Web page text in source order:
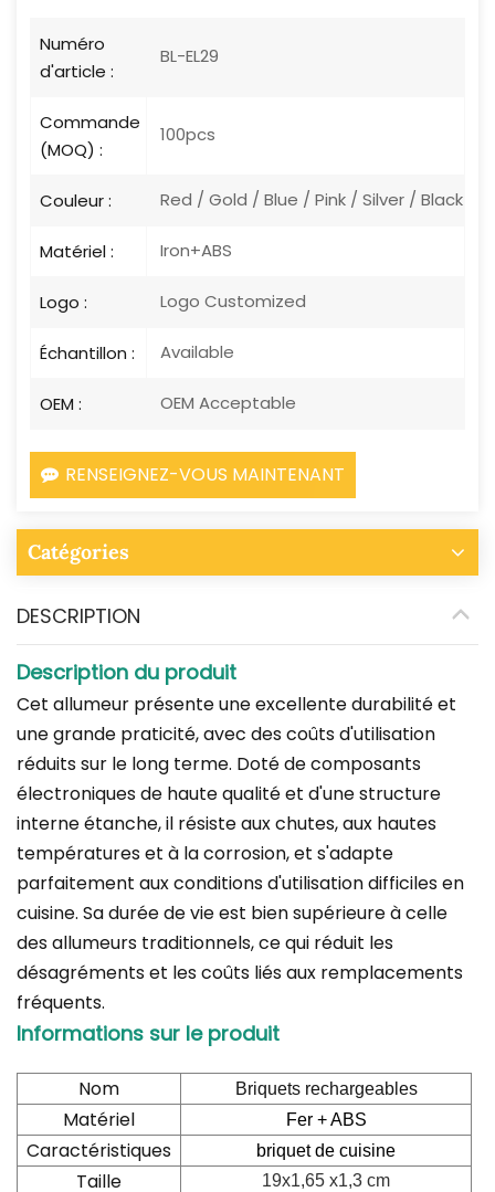
Numéro
d'article :
BL-EL29
Commande
(MOQ) :
100pcs
Couleur : Red / Gold / Blue / Pink / Silver / Black
Matériel : Iron+ABS
Logo : Logo Customized
Échantillon : Available
OEM : OEM Acceptable
RENSEIGNEZ-VOUS MAINTENANT
Catégories
DESCRIPTION
Description du produit
Cet allumeur présente une excellente durabilité et
une grande praticité, avec des coûts d'utilisation
réduits sur le long terme. Doté de composants
électroniques de haute qualité et d'une structure
interne étanche, il résiste aux chutes, aux hautes
températures et à la corrosion, et s'adapte
parfaitement aux conditions d'utilisation difficiles en
cuisine. Sa durée de vie est bien supérieure à celle
des allumeurs traditionnels, ce qui réduit les
désagréments et les coûts liés aux remplacements
fréquents.
Informations sur le produit
Nom Briquets rechargeables
Matériel Fer + ABS
Caractéristiques briquet de cuisine
Taille 19x1,65 x1,3 cm